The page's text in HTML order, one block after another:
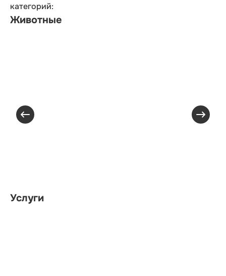
категорий:
Животные
Услуги